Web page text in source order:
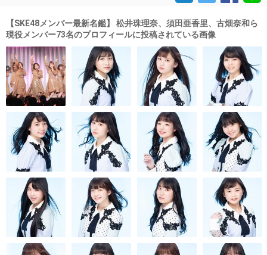
【SKE48メンバー最新名鑑】 松井珠理奈、須田亜香里、古畑奈和ら
現役メンバー73名のプロフィールに投稿されている画像